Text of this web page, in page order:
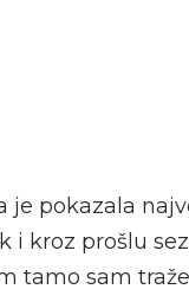
je pokazala
i kroz prošlu
tamo sam